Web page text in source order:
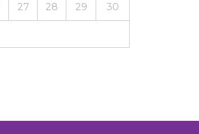
27 28 29 30